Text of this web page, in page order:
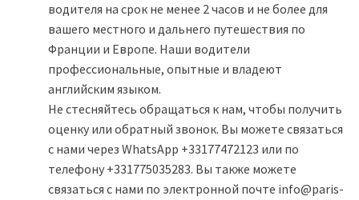
водителя на срок не менее 2 часов и не более для
вашего местного и дальнего путешествия по
Франции и Европе. Наши водители
профессиональные, опытные и владеют
английским языком.
Не стесняйтесь обращаться к нам, чтобы получить
оценку или обратный звонок. Вы можете связаться
с нами через WhatsApp +33177472123 или по
телефону +331775035283. Вы также можете
связаться с нами по электронной почте info@paris-